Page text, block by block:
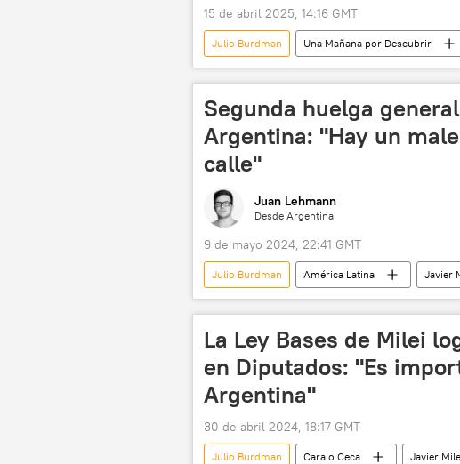
15 de abril 2025, 14:16 GMT
Julio Burdman Una Mañana por Descubrir
Argentina
EEUU China
Segunda huelga
Argentina: "Hay un
calle"
Juan Lehmann
Desde Argentina
9 de mayo 2024, 22:41 GMT
Julio Burdman América Latina Javier
política
huelga 💬 Opinión y
La Ley Bases de Milei
en Diputados: "Es
Argentina"
30 de abril 2024, 18:17 GMT
Julio Burdman Cara o Ceca Javier